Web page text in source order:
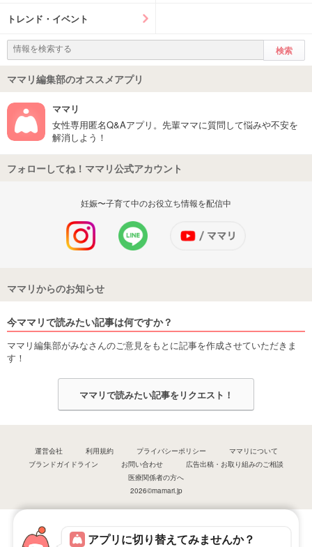
アプリに切り替えてみませんか？
トレンド・イベント
ママリ編集部のオススメアプリ
ママリ
女性専用匿名Q&Aアプリ。先輩ママに質問して悩みや不安を
解消しよう！
フォローしてね！ママリ公式アカウント
妊娠〜子育て中のお役立ち情報を配信中
ママリからのお知らせ
今ママリで読みたい記事は何ですか？
ママリ編集部がみなさんのご意見をもとに記事を作成させていただきま
す！
ママリで読みたい記事をリクエスト！
運営会社 利用規約 プライバシーポリシー
ママリについて
ブランドガイドライン
お問い合わせ
広告出稿・お取り組みのご相談
医療関係者の方へ
2026©mamari.jp